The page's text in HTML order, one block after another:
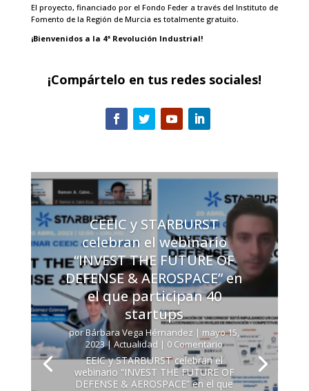
El proyecto, financiado por el Fondo Feder a través del Instituto de
Fomento de la Región de Murcia es totalmente gratuito.
¡Bienvenidos a la 4ª Revolución Industrial!
¡Compártelo en tus redes sociales!
CEEIC y STARBURST
celebran el webinario
“INVEST THE FUTURE OF
DEFENSE & AEROSPACE” en
el que participan 40
startups
porBárbara Vega Hérnandez | mayo 15,
2023|Actualidad | 0 Comentario
EEIC y STARBURST celebran el
webinario “INVEST THE FUTURE OF
DEFENSE & AEROSPACE” en el que